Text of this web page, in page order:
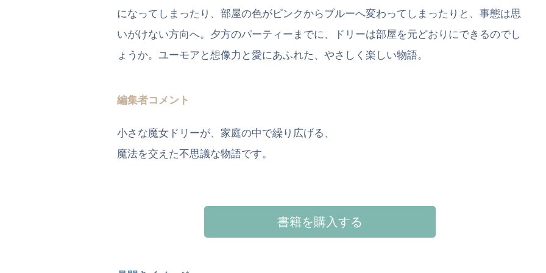
になってしまったり、部屋の色がピンクからブルーへ変わってしまったりと、事態は思
いがけない方向へ。夕方のパーティーまでに、ドリーは部屋を元どおりにできるのでし
ょうか。ユーモアと想像力と愛にあふれた、やさしく楽しい物語。
編集者コメント
小さな魔女ドリーが、家庭の中で繰り広げる、
魔法を交えた不思議な物語です。
書籍を購入する